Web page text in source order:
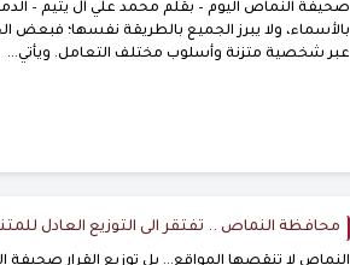
صحيفة النماص اليوم – بقلم محمد علي آل يتيم –
بالأسماء، ولا يبرز الجميع بالطريقة نفسها؛
عبر شخصية متزنة وأسلوب مختلف التعامل. ويأتي...
محافظة النماص .. تفتقر الى التوزيع العادل